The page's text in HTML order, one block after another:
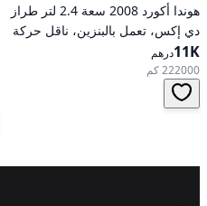
هوندا أكورد 2008 سعة 2.4 لتر طراز
دي إكس، تعمل بالبنزين، ناقل حركة
أوتوماتيكي، دفع أمامي
11Kدرهم
222000 كم